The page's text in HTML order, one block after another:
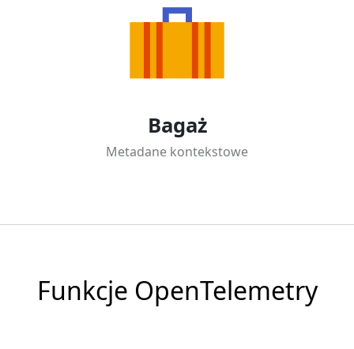
Bagaż
Metadane kontekstowe
Funkcje OpenTelemetry